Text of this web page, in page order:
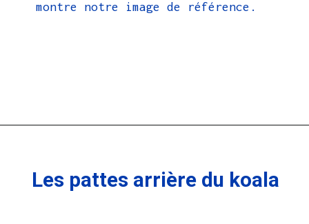
montre notre image de référence.
Les pattes arrière du koala